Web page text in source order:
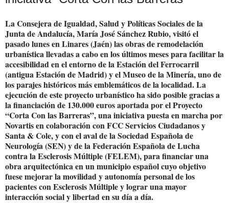
La Consejera de Igualdad, Salud y Políticas Sociales de la
Junta de Andalucía, María José Sánchez Rubio, visitó el
pasado lunes en Linares (Jaén) las obras de remodelación
urbanística llevadas a cabo en los últimos meses para facilitar la
accesibilidad en el entorno de la Estación del Ferrocarril
(antigua Estación de Madrid) y el Museo de la Minería, uno de
los parajes históricos más emblemáticos de la localidad. La
ejecución de este proyecto urbanístico ha sido posible gracias a
la financiación de 130.000 euros aportada por el Proyecto
“Corta Con las Barreras”, una iniciativa puesta en marcha por
Novartis en colaboración con FCC Servicios Ciudadanos y
Santa & Cole, y con el aval de la Sociedad Española de
Neurología (SEN) y de la Federación Española de Lucha
contra la Esclerosis Múltiple (FELEM), para financiar una
obra arquitectónica en un municipio español cuyo objetivo
fuese mejorar la movilidad y autonomía personal de los
pacientes con Esclerosis Múltiple y lograr una mayor
interacción social y libertad en su día a día.